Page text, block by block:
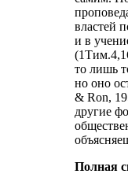
властей
и в
то лишь
но оно
& Ron,
другие
Полная